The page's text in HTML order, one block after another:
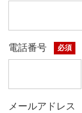
電話番号 必須
メールアドレス